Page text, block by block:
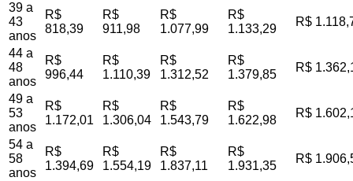
39 a
43
anos
R$
818,39
R$
911,98
R$
1.077,99
R$
1.133,29
R$
44 a
48
anos
R$
996,44
R$
1.110,39
R$
1.312,52
R$
1.379,85
R$
49 a
53
anos
R$
1.172,01
R$
1.306,04
R$
1.543,79
R$
1.622,98
R$
54 a
58
anos
R$
1.394,69
R$
1.554,19
R$
1.837,11
R$
1.931,35
R$